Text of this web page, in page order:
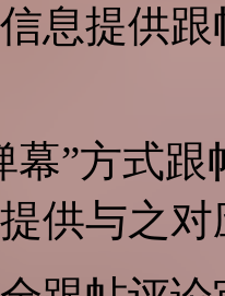
信息提供
幕”方式
供与之